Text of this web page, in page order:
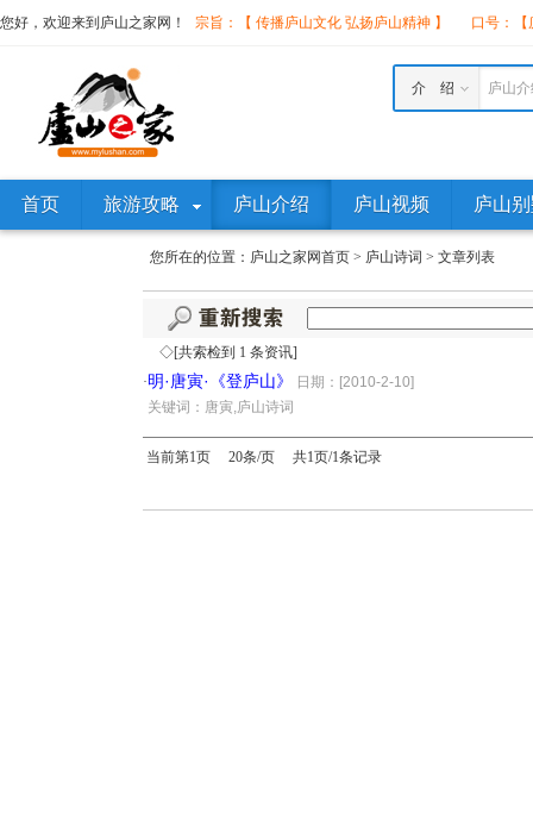
您好，欢迎来到庐山之家网！ 宗旨：【 传播庐山文化 弘扬庐山精神 】 口号：
庐山
介 绍
首页 旅游攻略 庐山介绍 庐山视频 庐山
您所在的位置： 庐山之家网首页 > 庐山诗词 > 文章列表
◇[共索检到 1 条资讯]
·明·唐寅·《登庐山》
日期：[2010-2-10]
关键词：唐寅,庐山诗词
当前第1页 20条/页 共1页/1条记录